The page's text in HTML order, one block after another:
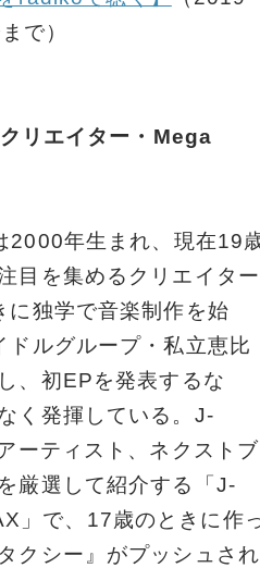
で）
リエイター・Mega
年生まれ、現在19
目を集めるクリエイター
に独学で音楽制作を始
ルグループ・私立恵比
、初EPを発表するな
く発揮している。J-
ーティスト、ネクストブ
厳選して紹介する「J-
」で、17歳のときに作
クシー』がプッシュされ